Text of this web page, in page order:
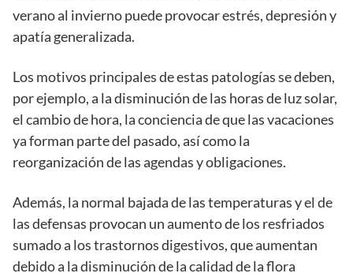
verano al invierno puede provocar estrés, depresión y
apatía generalizada.
Los motivos principales de estas patologías se deben,
por ejemplo, a la disminución de las horas de luz solar,
el cambio de hora, la conciencia de que las vacaciones
ya forman parte del pasado, así como la
reorganización de las agendas y obligaciones.
Además, la normal bajada de las temperaturas y el de
las defensas provocan un aumento de los resfriados
sumado a los trastornos digestivos, que aumentan
debido a la disminución de la calidad de la flora